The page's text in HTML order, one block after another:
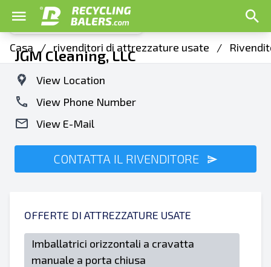
Casa / rivenditori di attrezzature usate /
JGM Cleaning, LLC
View Location
View Phone Number
View E-Mail
CONTATTA IL RIVENDITORE
OFFERTE DI ATTREZZATURE USATE
Imballatrici orizzontali a cravatta
manuale a porta chiusa